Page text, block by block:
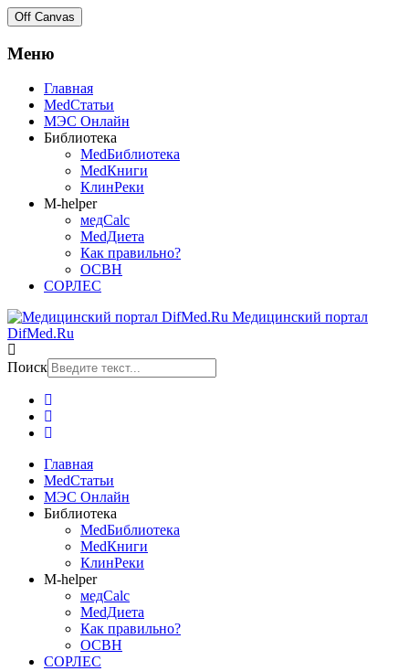
Off Canvas
Меню
Главная
MedСтатьи
МЭС Онлайн
Библиотека
MedБиблиотека
MedКниги
КлинРеки
M-helper
медCalc
MedДиета
Как правильно?
ОСВН
СОРЛЕС
Медицинский портал
DifMed.Ru
Поиск
Главная
MedСтатьи
МЭС Онлайн
Библиотека
MedБиблиотека
MedКниги
КлинРеки
M-helper
медCalc
MedДиета
Как правильно?
ОСВН
СОРЛЕС